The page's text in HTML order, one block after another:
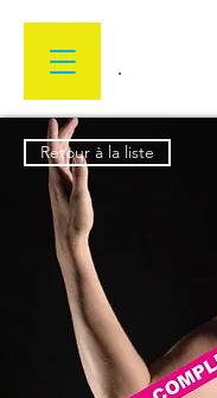
Retour à la liste